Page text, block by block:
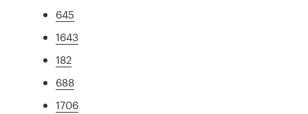
645
1643
182
688
1706